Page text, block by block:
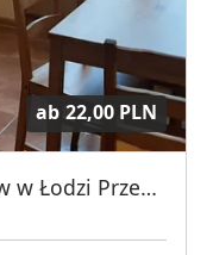
ab 22,00 PLN
Mieszkania dla pracowników w Łodzi Przemysłowa 10